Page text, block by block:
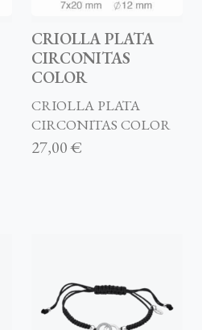
CRIOLLA PLATA
CIRCONITAS
COLOR
CRIOLLA PLATA
CIRCONITAS COLOR
27,00 €